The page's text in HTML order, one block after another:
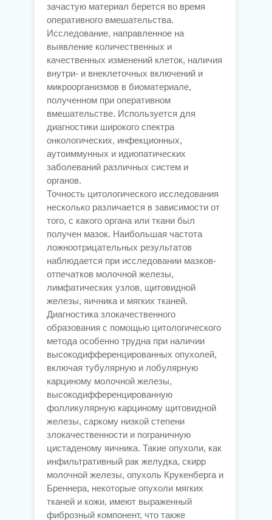
зачастую материал берется во время
оперативного вмешательства.
Исследование, направленное на
выявление количественных и
качественных изменений клеток, наличия
внутри- и внеклеточных включений и
микроорганизмов в биоматериале,
полученном при оперативном
вмешательстве. Используется для
диагностики широкого спектра
онкологических, инфекционных,
аутоиммунных и идиопатических
заболеваний различных систем и
органов.
Точность цитологического исследования
несколько различается в зависимости от
того, с какого органа или ткани был
получен мазок. Наибольшая частота
ложноотрицательных результатов
наблюдается при исследовании мазков-
отпечатков молочной железы,
лимфатических узлов, щитовидной
железы, яичника и мягких тканей.
Диагностика злокачественного
образования с помощью цитологического
метода особенно трудна при наличии
высокодифференцированных опухолей,
включая тубулярную и лобулярную
карциному молочной железы,
высокодифференцированную
фолликулярную карциному щитовидной
железы, саркому низкой степени
злокачественности и пограничную
цистаденому яичника. Такие опухоли, как
инфильтративный рак желудка, скирр
молочной железы, опухоль Крукенберга и
Бреннера, некоторые опухоли мягких
тканей и кожи, имеют выраженный
фиброзный компонент, что также